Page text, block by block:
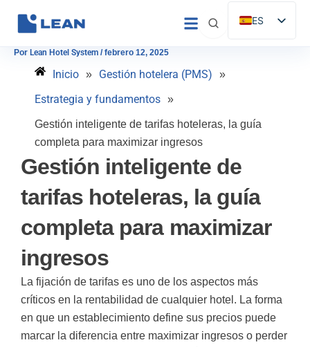
ES
EN
Por Lean Hotel System /febrero 12, 2025
Inicio » Gestión hotelera (PMS) »
Estrategia y fundamentos »
Gestión inteligente de tarifas hoteleras, la guía
completa para maximizar ingresos
Gestión inteligente de
tarifas hoteleras, la guía
completa para maximizar
ingresos
La fijación de tarifas es uno de los aspectos más
críticos en la rentabilidad de cualquier hotel. La forma
en que un establecimiento define sus precios puede
marcar la diferencia entre maximizar ingresos o perder